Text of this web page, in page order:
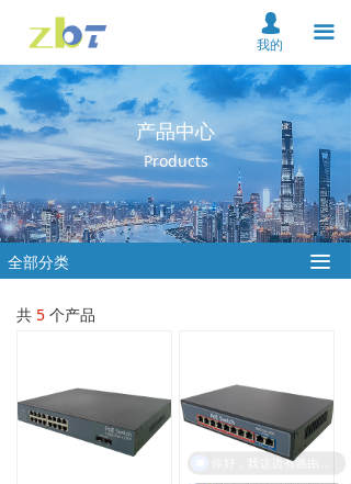
끀
首页
关于我们
产品中心
解决方案
资料下载
服务支持
新闻中心
联系我们
넙
我的
产品中心
Products
全部分类 끀
共 5 个产品